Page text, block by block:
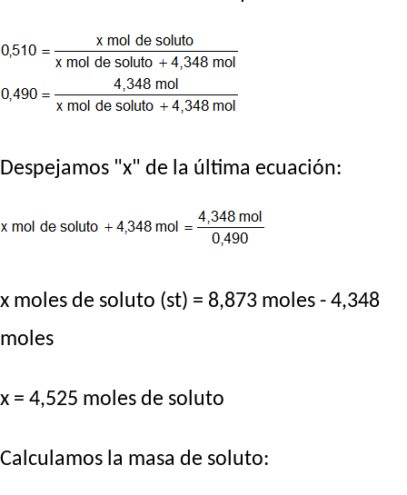
Despejamos "x" de la última ecuación:
x moles de soluto (st) = 8,873 moles - 4,348
moles
x = 4,525 moles de soluto
Calculamos la masa de soluto: